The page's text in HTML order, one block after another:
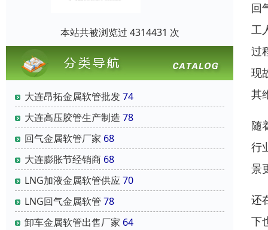
本站共被浏览过 4314431 次
大连昂拓金属软管批发74
大连高压胶管生产制造 78
回气金属软管厂家 68
大连膨胀节经销商 68
LNG加液金属软管供应70
LNG回气金属软管 78
卸车金属软管出售厂家 64
回
工
过
现
其
随
行
景
还
下